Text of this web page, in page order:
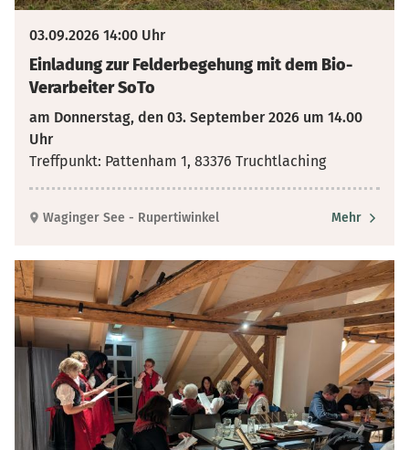
03.09.2026 14:00 Uhr
Einladung zur Felderbegehung mit dem Bio-
Verarbeiter SoTo
am Donnerstag, den 03. September 2026 um 14.00
Uhr
Treffpunkt: Pattenham 1, 83376 Truchtlaching
Waginger See - Rupertiwinkel Mehr